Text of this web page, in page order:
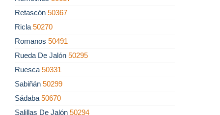
Retascón 50367
Ricla 50270
Romanos 50491
Rueda De Jalón 50295
Ruesca 50331
Sabiñán 50299
Sádaba 50670
Salillas De Jalón 50294